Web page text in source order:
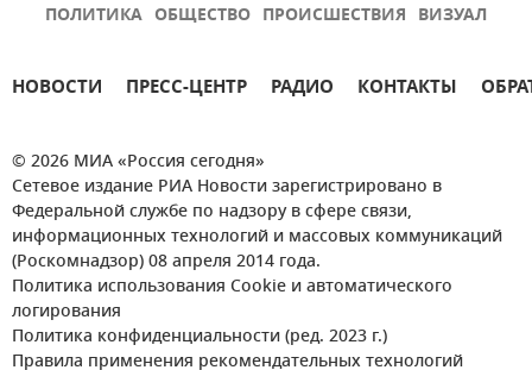
ПОЛИТИКА ОБЩЕСТВО ПРОИСШЕСТВИЯ ВИЗУАЛ
НОВОСТИ ПРЕСС-ЦЕНТР РАДИО КОНТАКТЫ
© 2026 МИА «Россия сегодня»
Сетевое издание РИА Новости зарегистрировано в
Федеральной службе по надзору в сфере связи,
информационных технологий и массовых коммуникаций
(Роскомнадзор) 08 апреля 2014 года.
Политика использования Cookie и автоматического
логирования
Политика конфиденциальности (ред. 2023 г.)
Правила применения рекомендательных технологий